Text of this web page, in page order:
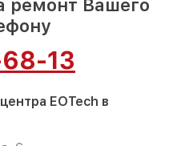
ремонт Вашего
13
EOTech в